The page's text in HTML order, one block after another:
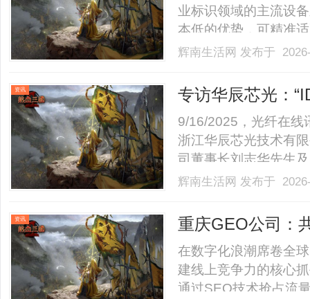
业标识领域的主流设
本低的优势，可精准
量生产、高洁净度要
梳理核心适配场景，
辉南生活网 发布于
资讯
专访华辰芯光：
付能力， 助力AI
9/16/2025，光纤在线
浙江华辰芯光技术有
司董事长刘志华先生
流。时隔两年，自上
的华辰芯光公司，是
辉南生活网 发布于
资讯 重庆GEO公司：
在数字化浪潮席卷全
建线上竞争力的核心
通过SEO技术抢占流